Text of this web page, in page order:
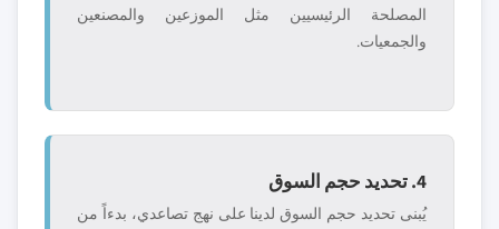
المصلحة الرئيسيين مثل الموزعين والمصنعين
والجمعيات.
4. تحديد حجم السوق
يُبنى تحديد حجم السوق لدينا على نهج تصاعدي، بدءاً من